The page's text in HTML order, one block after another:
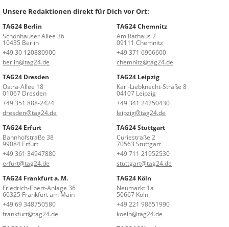
Unsere Redaktionen direkt für Dich vor Ort:
TAG24 Berlin
Schönhauser Allee 36
10435 Berlin
+49 30 120880900
berlin@tag24.de
TAG24 Chemnitz
Am Rathaus 2
09111 Chemnitz
+49 371 6906600
chemnitz@tag24.de
TAG24 Dresden
Ostra-Allee 18
01067 Dresden
+49 351 888-2424
dresden@tag24.de
TAG24 Leipzig
Karl-Liebknecht-Straße 8
04107 Leipzig
+49 341 24250430
leipzig@tag24.de
TAG24 Erfurt
Bahnhofstraße 38
99084 Erfurt
+49 361 34947880
erfurt@tag24.de
TAG24 Stuttgart
Curiestraße 2
70563 Stuttgart
+49 711 21952530
stuttgart@tag24.de
TAG24 Frankfurt a. M.
Friedrich-Ebert-Anlage 36
60325 Frankfurt am Main
+49 69 348750580
frankfurt@tag24.de
TAG24 Köln
Neumarkt 1a
50667 Köln
+49 221 98651990
koeln@tag24.de